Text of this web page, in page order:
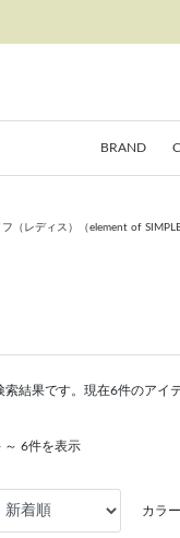
BRAND
（レディス）（element of SIMPLE
索結果です。現在6件のアイ
～ 6件を表示
カラー